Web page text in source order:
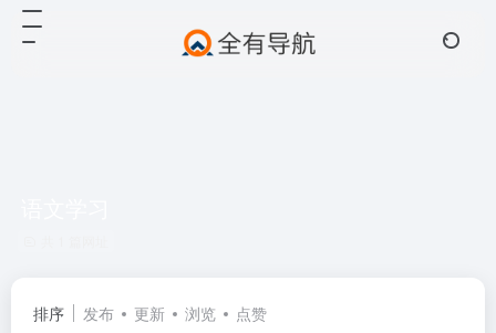
排序 发布 更新 浏览 点赞